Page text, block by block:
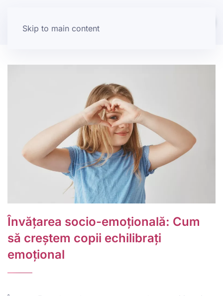
Skip to main content
Învățarea socio-emoțională: Cum
să creștem copii echilibrați
emoțional